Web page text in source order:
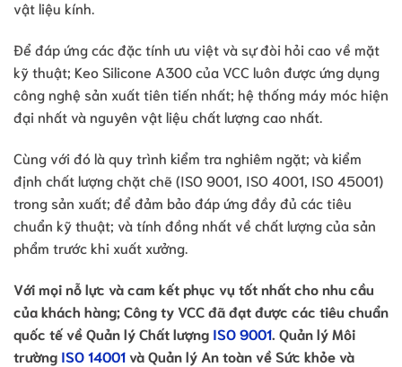
vật liệu kính.
Để đáp ứng các đặc tính ưu việt và sự đòi hỏi cao về mặt
kỹ thuật; Keo Silicone A300 của VCC luôn được ứng dụng
công nghệ sản xuất tiên tiến nhất; hệ thống máy móc hiện
đại nhất và nguyên vật liệu chất lượng cao nhất.
Cùng với đó là quy trình kiểm tra nghiêm ngặt; và kiểm
định chất lượng chặt chẽ (ISO 9001, ISO 4001, ISO 45001)
trong sản xuất; để đảm bảo đáp ứng đầy đủ các tiêu
chuẩn kỹ thuật; và tính đồng nhất về chất lượng của sản
phẩm trước khi xuất xưởng.
Với mọi nỗ lực và cam kết phục vụ tốt nhất cho nhu cầu
của khách hàng; Công ty VCC đã đạt được các tiêu chuẩn
quốc tế về Quản lý Chất lượng ISO 9001. Quản lý Môi
trường ISO 14001và Quản lý An toàn về Sức khỏe và